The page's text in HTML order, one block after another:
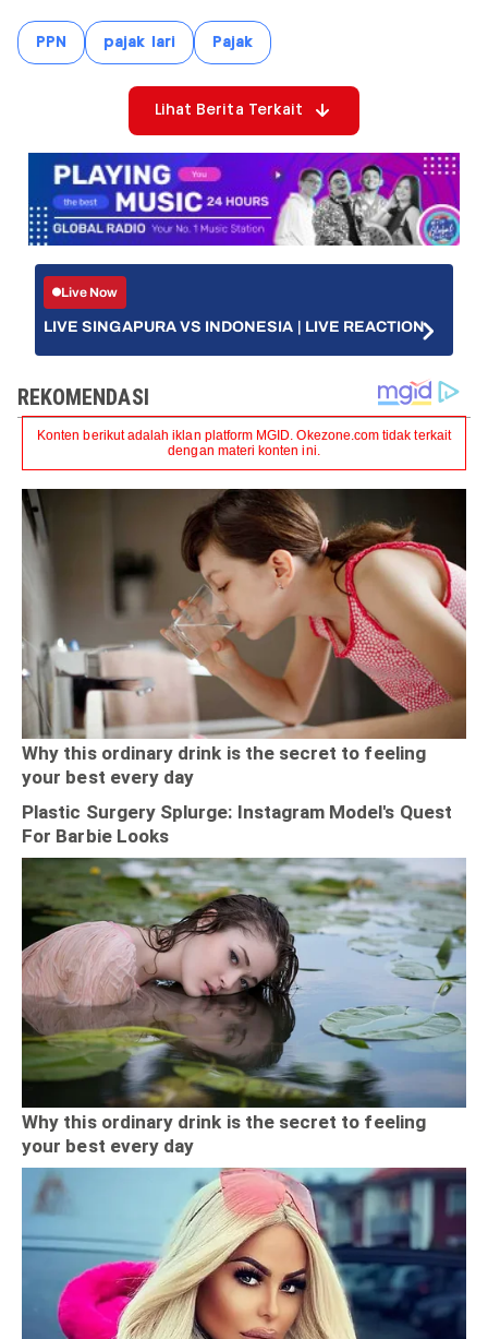
PPN pajak lari Pajak
Lihat Berita Terkait
Live Now
LIVE SINGAPURA VS INDONESIA | LIVE REACTION